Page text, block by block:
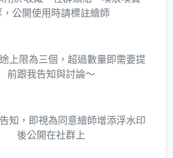
，公開使用時請標註繪師
上限為三個，超過數量即需要提
前跟我告知與討論～
知，即視為同意繪師增添浮水印
後公開在社群上